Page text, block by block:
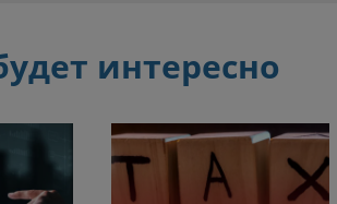
интересно